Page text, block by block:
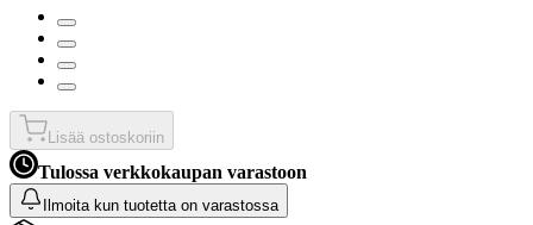
Lisää ostoskoriin
Tulossa verkkokaupan varastoon
Ilmoita kun tuotetta on varastossa